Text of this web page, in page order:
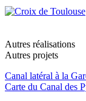
Autres réalisations
Autres projets
Canal latéral à la
Carte du Canal des